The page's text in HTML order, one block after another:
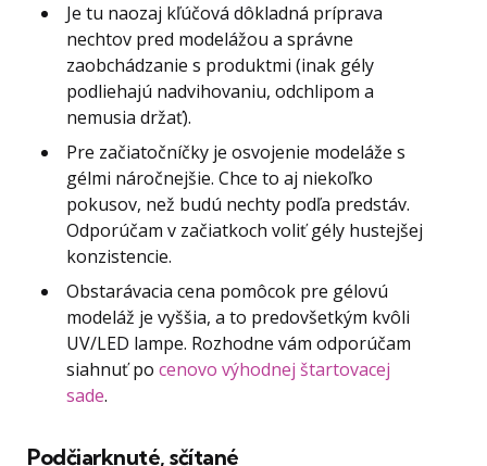
Je tu naozaj kľúčová dôkladná príprava
nechtov pred modelážou a správne
zaobchádzanie s produktmi (inak gély
podliehajú nadvihovaniu, odchlipom a
nemusia držať).
Pre začiatočníčky je osvojenie modeláže s
gélmi náročnejšie. Chce to aj niekoľko
pokusov, než budú nechty podľa predstáv.
Odporúčam v začiatkoch voliť gély hustejšej
konzistencie.
Obstarávacia cena pomôcok pre gélovú
modeláž je vyššia, a to predovšetkým kvôli
UV/LED lampe. Rozhodne vám odporúčam
siahnuť po cenovo výhodnej štartovacej
sade.
Podčiarknuté, sčítané